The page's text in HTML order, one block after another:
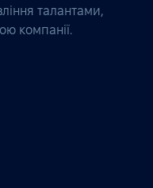
талантами,
компанії.